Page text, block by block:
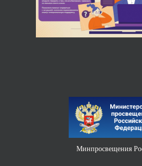
Минпросвещения России